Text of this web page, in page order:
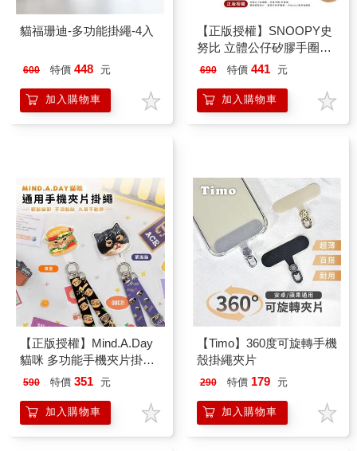
貓福珊迪-多功能掛繩-4入
600 特價 448 元
加入購物車
【正版授權】SNOOPY史
努比 立體公仔矽膠手圈掛
環組(iPhone/安卓市售手機
690 特價 441 元
加入購物車
【正版授權】Mind.A.Day
貓咪 多功能手機夾片掛繩
組
590 特價 351 元
加入購物車
【Timo】360度可旋轉手機
殼掛繩夾片
290 特價 179 元
加入購物車